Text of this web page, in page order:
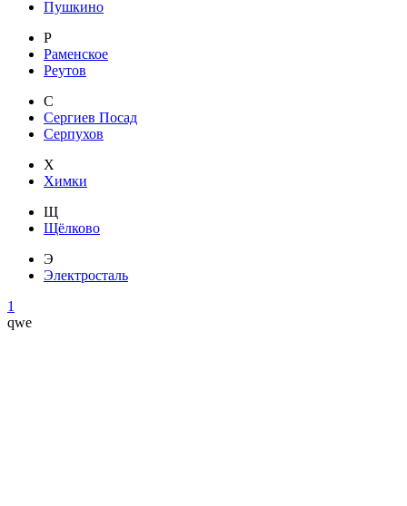
Пушкино
Р
Раменское
Реутов
С
Сергиев Посад
Серпухов
Х
Химки
Щ
Щёлково
Э
Электросталь
1
qwe